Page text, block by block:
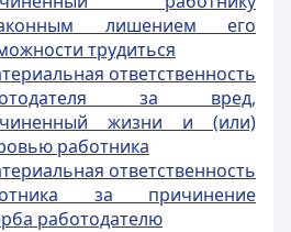
лишением его
трудиться
ответственность
за вред,
жизни и (или)
работника
ответственность
за причинение
работодателю